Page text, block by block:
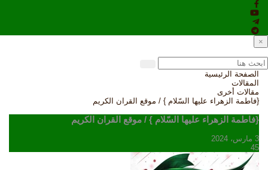
×
الصفحة الرئيسية
المقالات
مقالات أخرى
{فاطمة الزهراء عليها السّلام } / موقع القران الكريم
{فاطمة الزهراء عليها السّلام } / موقع القران الكريم
3 مارس، 2024
45